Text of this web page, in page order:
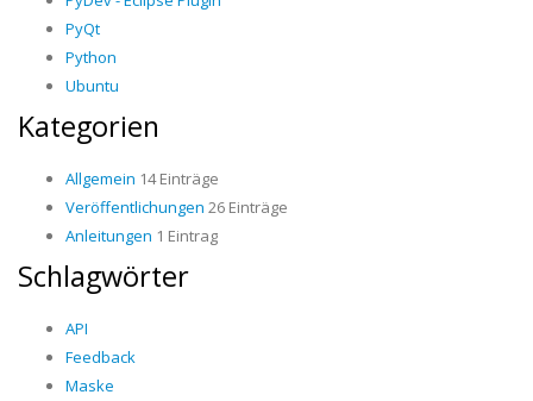
PyQt
Python
Ubuntu
Kategorien
Allgemein 14 Einträge
Veröffentlichungen 26 Einträge
Anleitungen 1 Eintrag
Schlagwörter
API
Feedback
Maske